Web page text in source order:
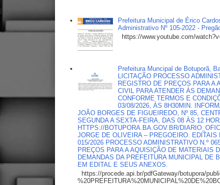
Prefeitura Municipal de Érico
Administrativo Nº 105-2022 -
https://www.youtube.com/
Prefeitura Muncipal de Botuporã,
LICITAÇÃO PROCESSO
REGISTRO DE PREÇOS PARA A
CIVIL PARA ATENDER ÀS
CONFORME TERMOS E
03/08/2026, ÀS 8H30MIN.
JOÃO BORGES DE FIGUEIREDO, Nº 85,
SEGUNDA A SEXTA-FEIRA, DAS 08 ÀS 12
HTTPS://BOTUPORA.BA.GOV.BR/
JORGE DE OLIVEIRA – PREGOEIRO.
015/2026 PROCESSO ADMINISTRATIVO N.º
PREÇOS PARA A AQUISIÇÃO DE MATERIAIS
DEMANDAS DA PREFEITURA MUNICIPAL DE
EM EDITAL E SEUS ANEXOS.
https://procede.api.br/pdfGateway/botupora/